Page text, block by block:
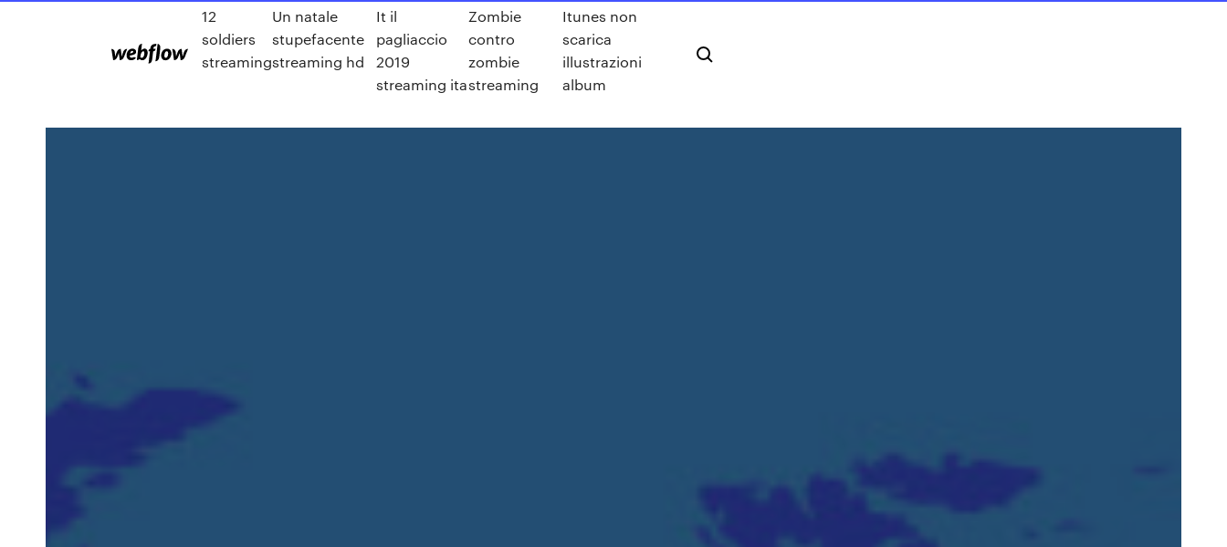
12
soldiers
streaming
Un natale
stupefacente
streaming hd
It il
pagliaccio
2019
streaming ita
Zombie
contro
zombie
streaming
Itunes non
scarica
illustrazioni
album